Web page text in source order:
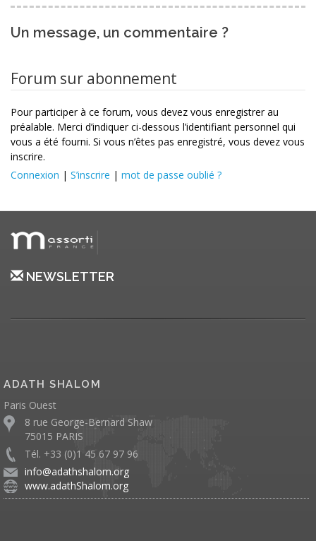
Un message, un commentaire ?
Forum sur abonnement
Pour participer à ce forum, vous devez vous enregistrer au
préalable. Merci d’indiquer ci-dessous l’identifiant personnel qui
vous a été fourni. Si vous n’êtes pas enregistré, vous devez vous
inscrire.
Connexion | S’inscrire | mot de passe oublié ?
NEWSLETTER
ADATH SHALOM
Paris Ouest
8 rue George-Bernard Shaw
75015 PARIS
Tél. +33 (0)1 45 67 97 96
info@adathshalom.org
www.adathShalom.org